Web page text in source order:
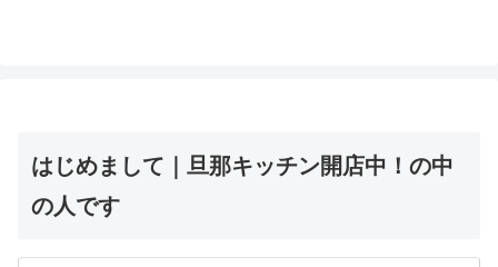
はじめまして｜旦那キッチン開店中！の中
の人です